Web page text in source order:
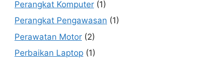
Perangkat Komputer (1)
Perangkat Pengawasan (1)
Perawatan Motor (2)
Perbaikan Laptop (1)